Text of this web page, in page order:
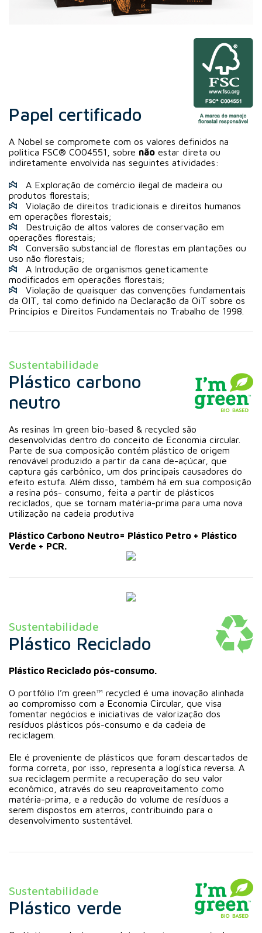
Papel certificado
A Nobel se compromete com os valores definidos na
politica FSC® CO04551, sobre não estar direta ou
indiretamente envolvida nas seguintes atividades:
A Exploração de comércio ilegal de madeira ou
produtos florestais;
Violação de direitos tradicionais e direitos humanos
em operações florestais;
Destruição de altos valores de conservação em
operações florestais;
Conversão substancial de florestas em plantações ou
uso não florestais;
A Introdução de organismos geneticamente
modificados em operações florestais;
Violação de quaisquer das convenções fundamentais
da OIT, tal como definido na Declaração da OiT sobre os
Princípios e Direitos Fundamentais no Trabalho de 1998.
Sustentabilidade
Plástico carbono
neutro
As resinas Im green bio-based & recycled são
desenvolvidas dentro do conceito de Economia circular.
Parte de sua composição contém plástico de origem
renovável produzido a partir da cana de-açúcar, que
captura gás carbônico, um dos principais causadores do
efeito estufa. Além disso, também há em sua composição
a resina pós- consumo, feita a partir de plásticos
reciclados, que se tornam matéria-prima para uma nova
utilização na cadeia produtiva
Plástico Carbono Neutro= Plástico Petro + Plástico
Verde + PCR.
Sustentabilidade
Plástico Reciclado
Plástico Reciclado pós-consumo.
O portfólio I’m green™ recycled é uma inovação alinhada
ao compromisso com a Economia Circular, que visa
fomentar negócios e iniciativas de valorização dos
resíduos plásticos pós-consumo e da cadeia de
reciclagem.
Ele é proveniente de plásticos que foram descartados de
forma correta, por isso, representa a logística reversa. A
sua reciclagem permite a recuperação do seu valor
econômico, através do seu reaproveitamento como
matéria-prima, e a redução do volume de resíduos a
serem dispostos em aterros, contribuindo para o
desenvolvimento sustentável.
Sustentabilidade
Plástico verde